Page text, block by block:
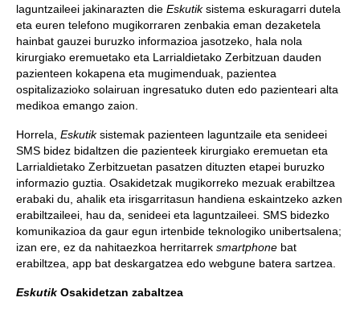
laguntzaileei jakinarazten die Eskutiksistema eskuragarri dutela
eta euren telefono mugikorraren zenbakia eman dezaketela
hainbat gauzei buruzko informazioa jasotzeko, hala nola
kirurgiako eremuetako eta Larrialdietako Zerbitzuan dauden
pazienteen kokapena eta mugimenduak, pazientea
ospitalizazioko solairuan ingresatuko duten edo pazienteari alta
medikoa emango zaion.
Horrela, Eskutiksistemak pazienteen laguntzaile eta senideei
SMS bidez bidaltzen die pazienteek kirurgiako eremuetan eta
Larrialdietako Zerbitzuetan pasatzen dituzten etapei buruzko
informazio guztia. Osakidetzak mugikorreko mezuak erabiltzea
erabaki du, ahalik eta irisgarritasun handiena eskaintzeko azken
erabiltzaileei, hau da, senideei eta laguntzaileei. SMS bidezko
komunikazioa da gaur egun irtenbide teknologiko unibertsalena;
izan ere, ez da nahitaezkoa herritarrek smartphone bat
erabiltzea, app bat deskargatzea edo webgune batera sartzea.
Eskutik Osakidetzan zabaltzea